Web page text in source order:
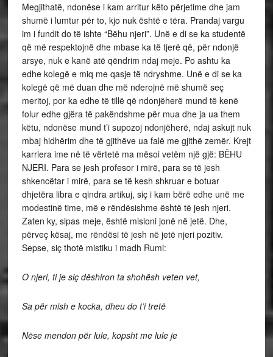
Megjithatë, ndonëse i kam arritur këto përjetime dhe jam
shumë i lumtur për to, kjo nuk është e tëra. Prandaj vargu
im i fundit do të ishte “Bëhu njeri”. Unë e di se ka studentë
që më respektojnë dhe mbase ka të tjerë që, për ndonjë
arsye, nuk e kanë atë qëndrim ndaj meje. Po ashtu ka
edhe kolegë e miq me qasje të ndryshme. Unë e di se ka
kolegë që më duan dhe më nderojnë më shumë seç
meritoj, por ka edhe të tillë që ndonjëherë mund të kenë
folur edhe gjëra të pakëndshme për mua dhe ja ua them
këtu, ndonëse mund t’i supozoj ndonjëherë, ndaj askujt nuk
mbaj hidhërim dhe të gjithëve ua falë me gjithë zemër. Krejt
karriera ime në të vërtetë ma mësoi vetëm një gjë: BËHU
NJERI. Para se jesh profesor i mirë, para se të jesh
shkencëtar i mirë, para se të kesh shkruar e botuar
dhjetëra libra e qindra artikuj, siç i kam bërë edhe unë me
modestinë time, më e rëndësishme është të jesh njeri.
Zaten ky, sipas meje, është misioni jonë në jetë. Dhe,
përveç kësaj, me rëndësi të jesh në jetë njeri pozitiv.
Sepse, siç thotë mistiku i madh Rumi:
O njeri, ti je siç dëshiron ta shohësh veten vet,
Sa për mish e kocka, dheu do t’i tretë
Nëse mendon për lule, kopsht me lule je